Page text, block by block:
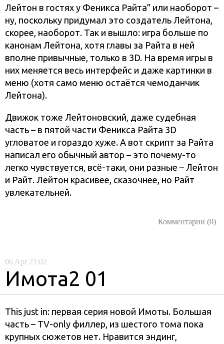
Лейтон в гостях у Феникса Райта” или наоборот –
ну, поскольку придумал это создатель Лейтона,
скорее, наоборот. Так и вышло: игра больше по
канонам Лейтона, хотя главы за Райта в ней
вполне привычные, только в 3D. На время игры в
них меняется весь интерфейс и даже картинки в
меню (хотя само меню остаётся чемоданчик
Лейтона).
Движок тоже Лейтоновский, даже судебная
часть – в пятой части Феникса Райта 3D
угловатое и гораздо хуже. А вот скрипт за Райта
написал его обычный автор – это почему-то
легко чувствуется, всё-таки, они разные – Лейтон
и Райт. Лейтон красивее, сказочнее, но Райт
увлекательней.
Комментарии (0)
06 Apr 21:02
Имота2 01
This just in: первая серия новой Имоты. Большая
часть – TV-only филлер, из шестого тома пока
крупных сюжетов нет. Нравится эндинг,